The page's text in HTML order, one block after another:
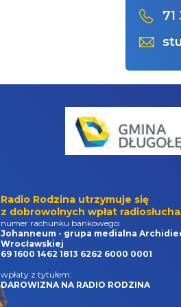
71
Radio Rodzina utrzymuje się
z dobrowolnych wpłat
numer rachunku bankowego:
Johanneum - grupa medialna
Wrocławskiej
69 1600 1462 1813 6262 6000 0001
wpłaty z tytułem:
DAROWIZNA NA RADIO RODZINA